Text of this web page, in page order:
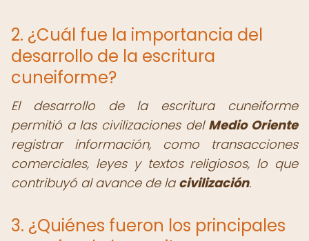
2. ¿Cuál fue la importancia del
desarrollo de la escritura
cuneiforme?
El desarrollo de la escritura cuneiforme
permitió a las civilizaciones del Medio Oriente
registrar información, como transacciones
comerciales, leyes y textos religiosos, lo que
contribuyó al avance de la civilización.
3. ¿Quiénes fueron los principales